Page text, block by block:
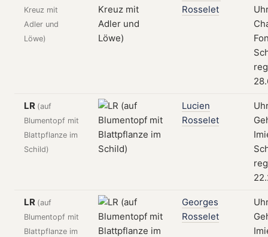
Kreuz mit
Adler und
Löwe)
Rosselet
LR (auf
Blumentopf mit
Blattpflanze im
Schild)
Lucien
Rosselet
LR (auf
Blumentopf mit
Blattpflanze im
Georges
Rosselet